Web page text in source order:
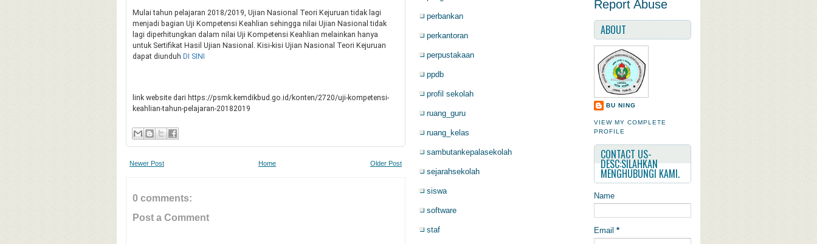
Mulai tahun pelajaran 2018/2019, Ujian Nasional Teori Kejuruan tidak lagi
menjadi bagian Uji Kompetensi Keahlian sehingga nilai Ujian Nasional tidak
lagi diperhitungkan dalam nilai Uji Kompetensi Keahlian melainkan hanya
untuk Sertifikat Hasil Ujian Nasional. Kisi-kisi Ujian Nasional Teori Kejuruan
dapat diunduh DI SINI
link website dari https://psmk.kemdikbud.go.id/konten/2720/uji-kompetensi-
keahlian-tahun-pelajaran-20182019
Newer Post Older Post
Home
0 comments:
Post a Comment
perbankan
perkantoran
perpustakaan
ppdb
profil sekolah
ruang_guru
ruang_kelas
sambutankepalasekolah
sejarahsekolah
siswa
software
staf
Report Abuse
ABOUT
BU NING
VIEW MY COMPLETE
PROFILE
CONTACT US-
DESC:SILAHKAN
MENGHUBUNGI KAMI.
Name
Email *